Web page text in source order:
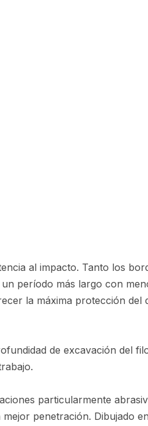
al impacto. Tanto los
período más largo con
la máxima protección del
de excavación del
particularmente
penetración. Dibujado